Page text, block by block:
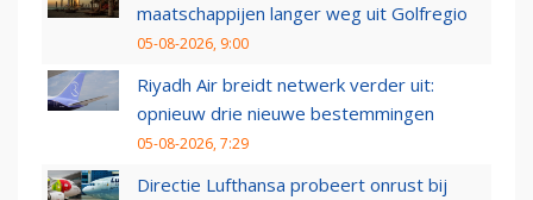
maatschappijen langer weg uit Golfregio
05-08-2026, 9:00
Riyadh Air breidt netwerk verder uit:
opnieuw drie nieuwe bestemmingen
05-08-2026, 7:29
Directie Lufthansa probeert onrust bij